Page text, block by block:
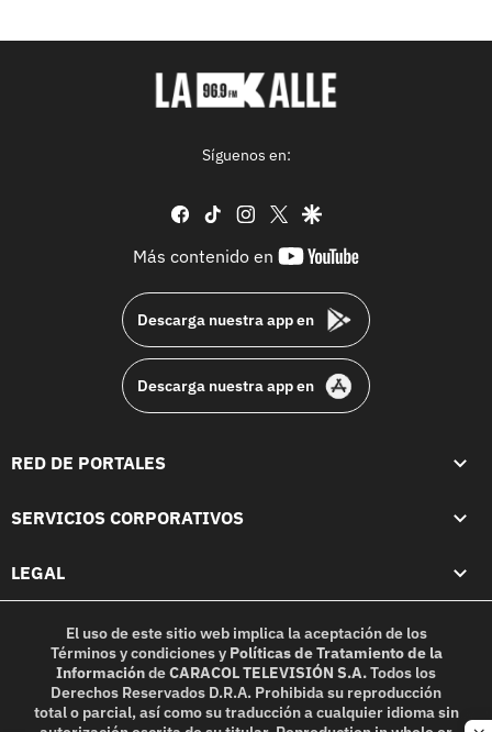
Síguenos en:
facebook
tiktok instagram
twittergoogle
Más contenido en
youtube-
Descarga nuestra app en
Descarga nuestra app en
RED DE PORTALES
SERVICIOS CORPORATIVOS
LEGAL
El uso de este sitio web implica la aceptación de los
Términos y condicionesy Políticas de Tratamiento de la
InformacióndeCARACOL TELEVISIÓN S.A.Todos los
Derechos Reservados D.R.A. Prohibida su reproducción
total o parcial, así como su traducción a cualquier idioma sin